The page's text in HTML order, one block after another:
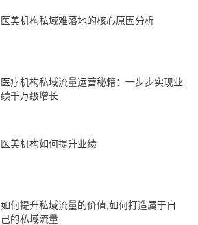
医美机构私域难落地的核心原因分析
医疗机构私域流量运营秘籍：一步步实现业
绩千万级增长
医美机构如何提升业绩
如何提升私域流量的价值,如何打造属于自
己的私域流量